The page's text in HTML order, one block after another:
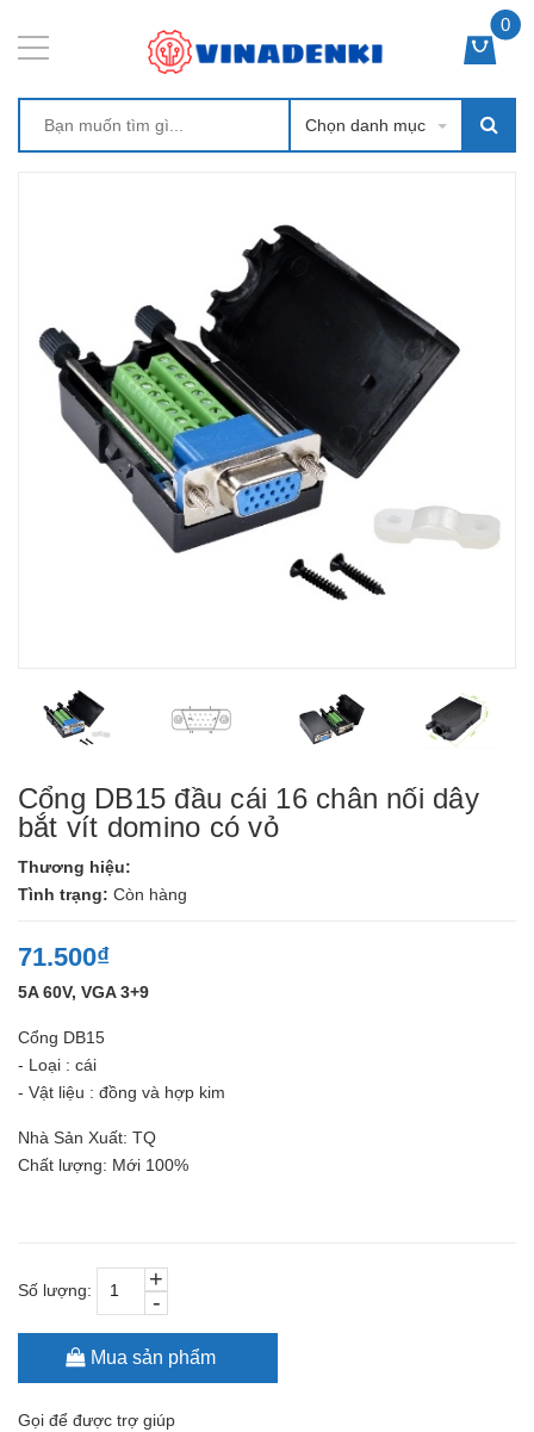
Chọn danh mục
0
Cổng DB15 đầu cái 16 chân nối dây
bắt vít domino có vỏ
Thương hiệu:
Tình trạng: Còn hàng
71.500₫
5A 60V, VGA 3+9
Cổng DB15
- Loại : cái
- Vật liệu : đồng và hợp kim
Nhà Sản Xuất: TQ
Chất lượng: Mới 100%
Số lượng: -
+
Mua sản phẩm
Gọi để được trợ giúp